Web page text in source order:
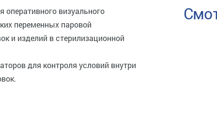
визуального
переменных паровой
и изделий в стерилизационной
для контроля условий внутри